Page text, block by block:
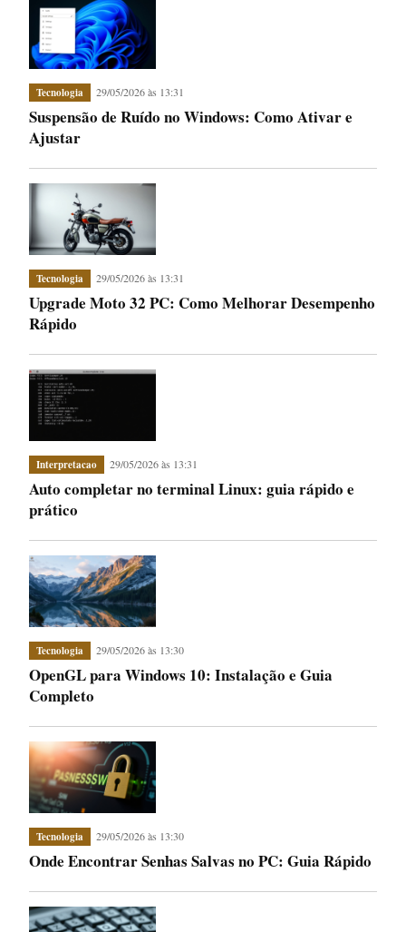
Tecnologia 29/05/2026 às 13:31
Suspensão de Ruído no Windows: Como Ativar e
Ajustar
Tecnologia 29/05/2026 às 13:31
Upgrade Moto 32 PC: Como Melhorar Desempenho
Rápido
Interpretacao 29/05/2026 às 13:31
Auto completar no terminal Linux: guia rápido e
prático
Tecnologia 29/05/2026 às 13:30
OpenGL para Windows 10: Instalação e Guia
Completo
Tecnologia 29/05/2026 às 13:30
Onde Encontrar Senhas Salvas no PC: Guia Rápido